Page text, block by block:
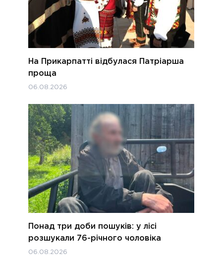
На Прикарпатті відбулася Патріарша
проща
06.08.2026
Понад три доби пошуків: у лісі
розшукали 76-річного чоловіка
06.08.2026